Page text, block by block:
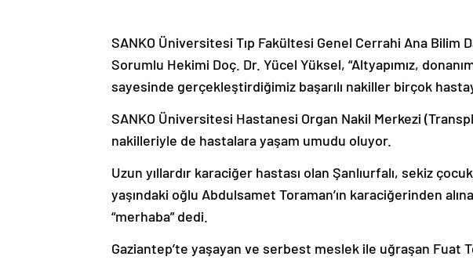
SANKO Üniversitesi Tıp Fakültesi Genel Cerrahi Ana Bilim
Sorumlu Hekimi Doç. Dr. Yücel Yüksel, “Altyapımız,
sayesinde gerçekleştirdiğimiz başarılı nakiller birçok
SANKO Üniversitesi Hastanesi Organ Nakil Merkezi
nakilleriyle de hastalara yaşam umudu oluyor.
Uzun yıllardır karaciğer hastası olan Şanlıurfalı, sekiz
yaşındaki oğlu Abdulsamet Toraman’ın karaciğerinden
“merhaba” dedi.
Gaziantep’te yaşayan ve serbest meslek ile uğraşan Fuat